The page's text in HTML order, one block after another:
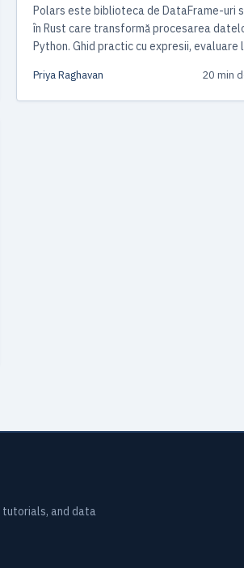
Polars este biblioteca de DataFrame-uri
în Rust care transformă procesarea
Python. Ghid practic cu expresii, evaluare
integrarea cu scikit-learn și matplotlib.
Priya Raghavan 20 min
tutorials, and data